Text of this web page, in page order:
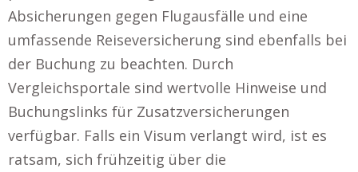
Absicherungen gegen Flugausfälle und eine
umfassende Reiseversicherung sind ebenfalls bei
der Buchung zu beachten. Durch
Vergleichsportale sind wertvolle Hinweise und
Buchungslinks für Zusatzversicherungen
verfügbar. Falls ein Visum verlangt wird, ist es
ratsam, sich frühzeitig über die